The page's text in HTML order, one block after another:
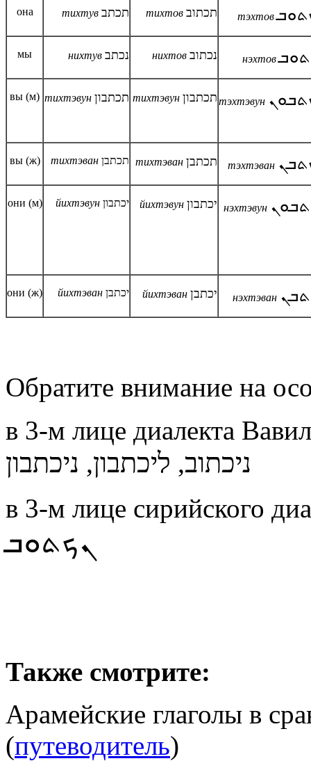
она тихтув תכתב тихтов תכתוב тэхтов
мы нихтув נכתב нихтов נכתוב нэхтов
вы (м) тихтэвун תכתבון тихтэвун תכתבוןтэхтэвун
вы (ж) тихтэван תכתבן тихтэван תכתבן тэхтэван
они (м) йихтэвун יכתבון йихтэвун יכתבון нэхтэвун
они (ж) йихтэван יכתבן йихтэван יכתבן нэхтэван
Обратите внимание на
в 3-м лице диалекта
ניכתוב, ליכתבון, ניכתבון
в 3-м лице сирийского
ܢܟܬܘܒ
Также смотрите:
Арамейские глаголы в
(путеводитель)